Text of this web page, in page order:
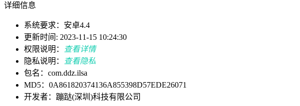
详细信息
系统要求：安卓4.4
更新时间: 2023-11-15 10:24:30
权限说明：
查看详情
隐私说明：
查看隐私
包名：com.ddz.ilsa
MD5：0A861820374136A855398D57EDE26071
开发者：蹦跶(深圳)科技有限公司